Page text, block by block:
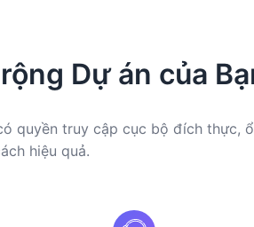
Dự án của
quyền truy cập cục bộ đích thực,
hiệu quả.